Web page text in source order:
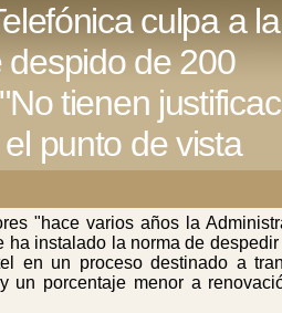
culpa a la
de 200
tienen
punto de vista
"hace varios años la
ha instalado la norma de despedir
en un proceso destinado a
un porcentaje menor a